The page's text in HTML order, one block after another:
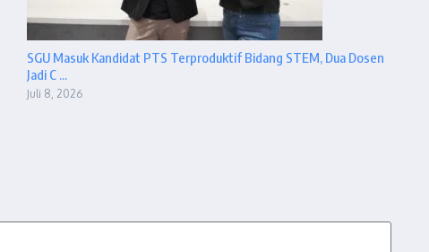
SGU Masuk Kandidat PTS Terproduktif Bidang STEM, Dua Dosen
Jadi C ...
Juli 8, 2026